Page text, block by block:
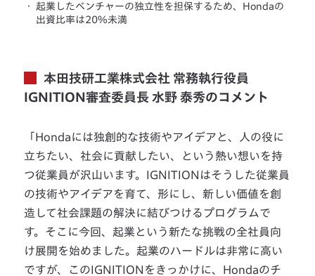
・
起業したベンチャーの独立性を担保するため、Hondaの
出資比率は20%未満
本田技研工業株式会社 常務執行役員
IGNITION審査委員長 水野 泰秀のコメント
「Hondaには独創的な技術やアイデアと、人の役に
立ちたい、社会に貢献したい、という熱い想いを持
つ従業員が沢山います。IGNITIONはそうした従業員
の技術やアイデアを育て、形にし、新しい価値を創
造して社会課題の解決に結びつけるプログラムで
す。そこに今回、起業という新たな挑戦の全社員向
け展開を始めました。起業のハードルは非常に高い
ですが、このIGNITIONをきっかけに、Hondaのチ